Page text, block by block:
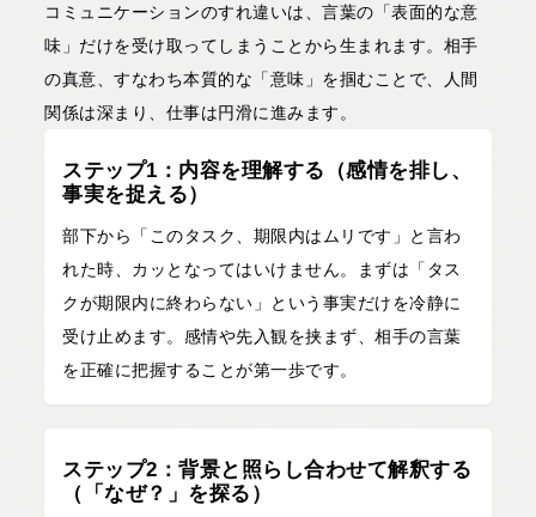
コミュニケーションのすれ違いは、言葉の「表面的な意
味」だけを受け取ってしまうことから生まれます。相手
の真意、すなわち本質的な「意味」を掴むことで、人間
関係は深まり、仕事は円滑に進みます。
ステップ1：内容を理解する（感情を排し、
事実を捉える）
部下から「このタスク、期限内はムリです」と言わ
れた時、カッとなってはいけません。まずは「タス
クが期限内に終わらない」という事実だけを冷静に
受け止めます。感情や先入観を挟まず、相手の言葉
を正確に把握することが第一歩です。
ステップ2：背景と照らし合わせて解釈する
（「なぜ？」を探る）